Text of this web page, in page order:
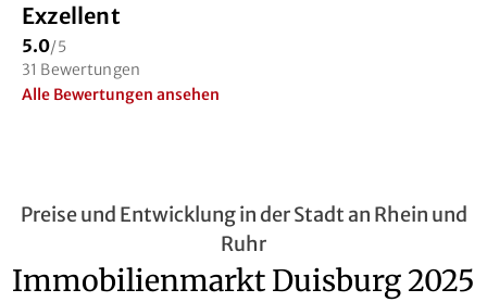
empfehlen!
Exzellent
5.0/5
31 Bewertungen
Alle Bewertungen ansehen
Preise und Entwicklung in der Stadt an Rhein und
Ruhr
Immobilienmarkt Duisburg 2025